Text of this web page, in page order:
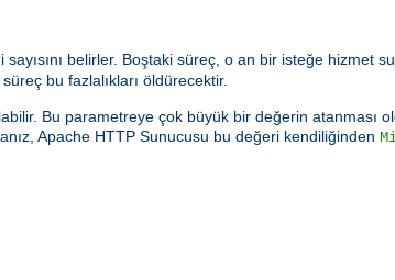
belirler. Boştaki süreç, o an bir isteğe hizmet
bu fazlalıkları öldürecektir.
Bu parametreye çok büyük bir değerin atanması
Apache HTTP Sunucusu bu değeri kendiliğinden